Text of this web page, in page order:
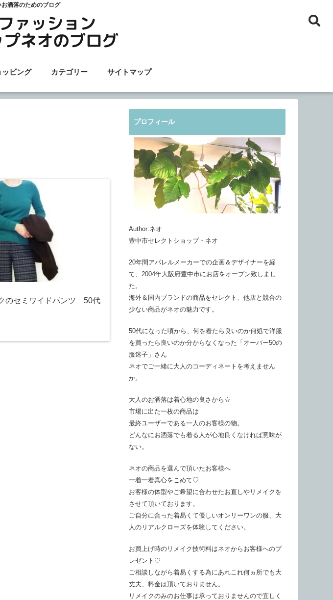
洒落のためのブログ
ッピング カテゴリー サイトマップ
のセミワイドパンツ 50代
プロフィール
Author:ネオ
豊中市セレクトショップ・ネオ
20年間アパレルメーカーでの企画＆デザイナーを経
て、2004年大阪府豊中市にお店をオープン致しまし
た。
海外＆国内ブランドの商品をセレクト、他店と競合の
少ない商品がネオの魅力です。
50代になった頃から、何を着たら良いのか何処で洋服
を買ったら良いのか分からなくなった「オーバー50の
服迷子」さん
ネオでご一緒に大人のコーディネートを考えません
か。
大人のお洒落は着心地の良さから☆
市場に出た一枚の商品は
最終ユーザーである一人のお客様の物。
どんなにお洒落でも着る人が心地良くなければ意味が
ない。
ネオの商品を選んで頂いたお客様へ
一着一着真心をこめて♡
お客様の体型やご希望に合わせたお直しやリメイクを
させて頂いております。
ご自分に合った着易くて優しいオンリーワンの服、大
人のリアルクローズを体験してください。
お買上げ時のリメイク技術料はネオからお客様へのプ
レゼント♡
ご相談しながら着易くする為にあれこれ何ヵ所でも大
丈夫、料金は頂いておりません。
リメイクのみのお仕事は承っておりませんので宜しく